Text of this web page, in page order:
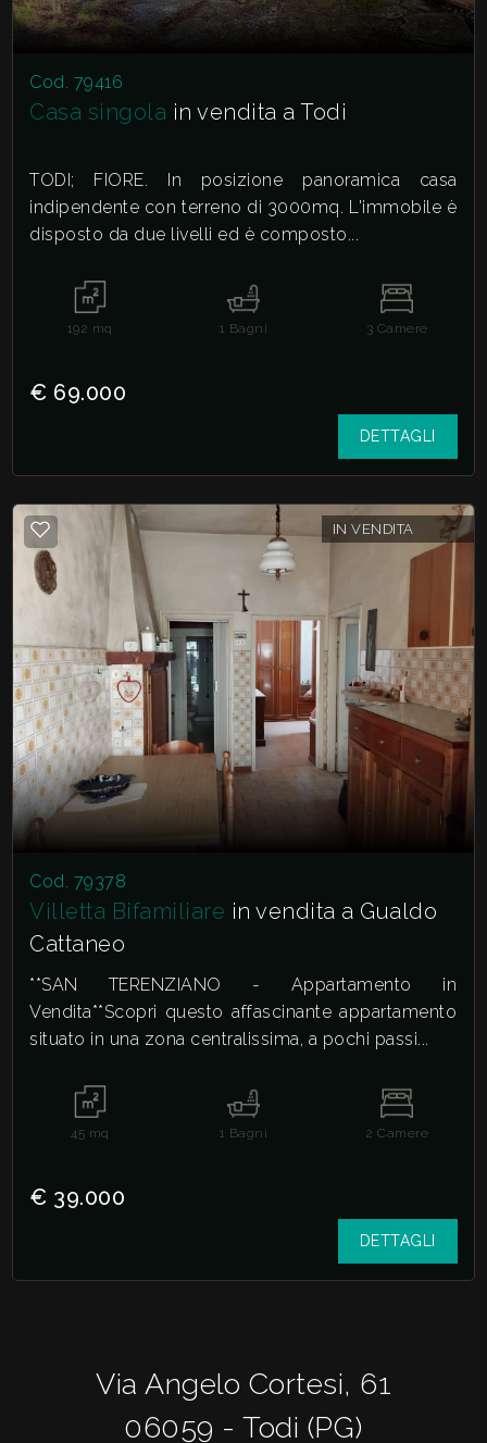
Cod. 79416
Casa singola in vendita a Todi
TODI; FIORE. In posizione panoramica casa
indipendente con terreno di 3000mq. L'immobile è
disposto da due livelli ed è composto...
192 mq 1 Bagni 3 Camere
€ 69.000
DETTAGLI
IN VENDITA
Cod. 79378
Villetta Bifamiliare in vendita a Gualdo
Cattaneo
**SAN TERENZIANO - Appartamento in
Vendita**Scopri questo affascinante appartamento
situato in una zona centralissima, a pochi passi...
45 mq 1 Bagni 2 Camere
€ 39.000
DETTAGLI
Via Angelo Cortesi, 61
06059 - Todi (PG)